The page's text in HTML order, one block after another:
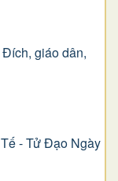
giáo dân,
- Tử Đạo Ngày